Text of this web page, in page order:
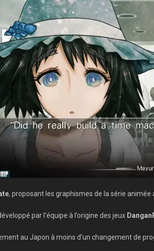
, proposant les graphismes de la série animée
par l’équipe à l’origine des jeux
au Japon à moins d’un changement de